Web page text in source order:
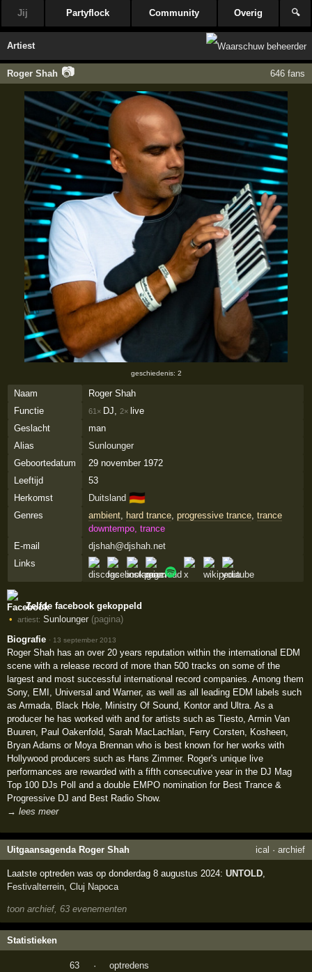
Jij Partyflock Community Overig 🔍
Artiest
Roger Shah 📷 646 fans
geschiedenis: 2
Naam
Roger Shah
Functie
61× DJ, 2× live
Geslacht
man
Alias
Sunlounger
Geboortedatum
29 november 1972
Leeftijd
53
Herkomst
Duitsland 🇩🇪
Genres ambient, hard trance, progressive trance, trance
downtempo, trance
E-mail
djshah@djshah.net
Links
Zelfde facebook gekoppeld
artiest: Sunlounger (pagina)
Biografie · 13 september 2013
Roger Shah has an over 20 years reputation within the international EDM
scene with a release record of more than 500 tracks on some of the
largest and most successful international record companies. Among them
Sony, EMI, Universal and Warner, as well as all leading EDM labels such
as Armada, Black Hole, Ministry Of Sound, Kontor and Ultra. As a
producer he has worked with and for artists such as Tiesto, Armin Van
Buuren, Paul Oakenfold, Sarah MacLachlan, Ferry Corsten, Kosheen,
Bryan Adams or Moya Brennan who is best known for her works with
Hollywood producers such as Hans Zimmer. Roger's unique live
performances are rewarded with a fifth consecutive year in the DJ Mag
Top 100 DJs Poll and a double EMPO nomination for Best Trance &
Progressive DJ and Best Radio Show.
→ lees meer
Uitgaansagenda Roger Shah ical · archief
Laatste optreden was op donderdag 8 augustus 2024:UNTOLD,
Festivalterrein,Cluj Napoca
toon archief, 63 evenementen
Statistieken
63 ·
optredens